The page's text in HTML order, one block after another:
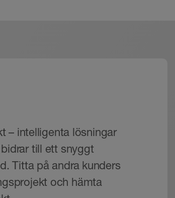
system med
med
det en ramlös,
vattenlåset
– intelligenta lösningar
till ett snyggt
Titta på andra kunders
och hämta